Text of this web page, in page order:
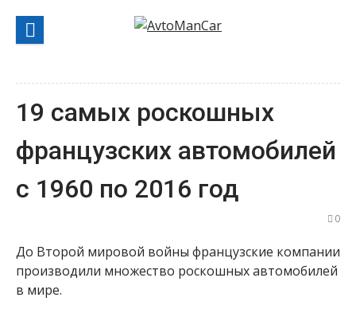
содержанию
19 самых роскошных
французских автомобилей
с 1960 по 2016 год
0
До Второй мировой войны французские компании
производили множество роскошных автомобилей
в мире.